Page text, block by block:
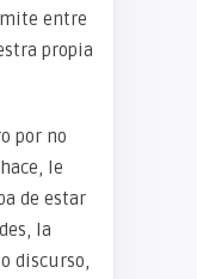
entre
propia
por no
le
de estar
la
discurso,